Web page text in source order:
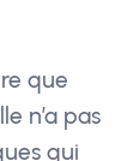
que
n’a pas
qui